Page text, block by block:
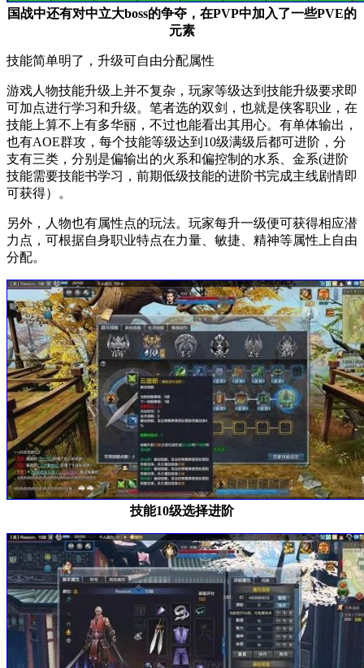
国战中还有对中立大boss的争夺，在PVP中加入了一些PVE的
元素
技能简单明了，升级可自由分配属性
游戏人物技能升级上并不复杂，玩家等级达到技能升级要求即
可加点进行学习和升级。笔者选的双剑，也就是侠客职业，在
技能上算不上有多华丽，不过也能看出其用心。有单体输出，
也有AOE群攻，每个技能等级达到10级满级后都可进阶，分
支有三类，分别是偏输出的火系和偏控制的水系、金系(进阶
技能需要技能书学习，前期低级技能的进阶书完成主线剧情即
可获得）。
另外，人物也有属性点的玩法。玩家每升一级便可获得相应潜
力点，可根据自身职业特点在力量、敏捷、精神等属性上自由
分配。
技能10级选择进阶